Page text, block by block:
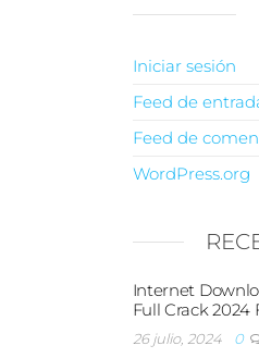
Iniciar sesión
Feed de
Feed de
WordPress.org
Internet
Full Crack 2024
26 julio, 2024 0